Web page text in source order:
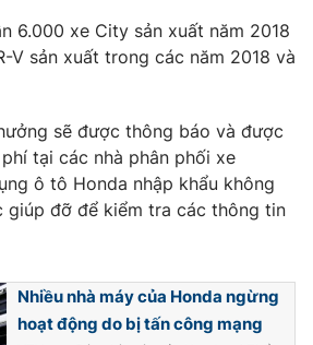
lai
6.000 xe City sản xuất năm 2018
V sản xuất trong các năm 2018 và
sẽ được thông báo và được
tại các nhà phân phối xe
ô tô Honda nhập khẩu không
giúp đỡ để kiểm tra các thông tin
Nhiều nhà máy của Honda ngừng
hoạt động do bị tấn công mạng